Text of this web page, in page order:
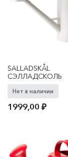
SALLADSKÅL
СЭЛЛАДСКОЛЬ
Нет в наличии
1999,00₽